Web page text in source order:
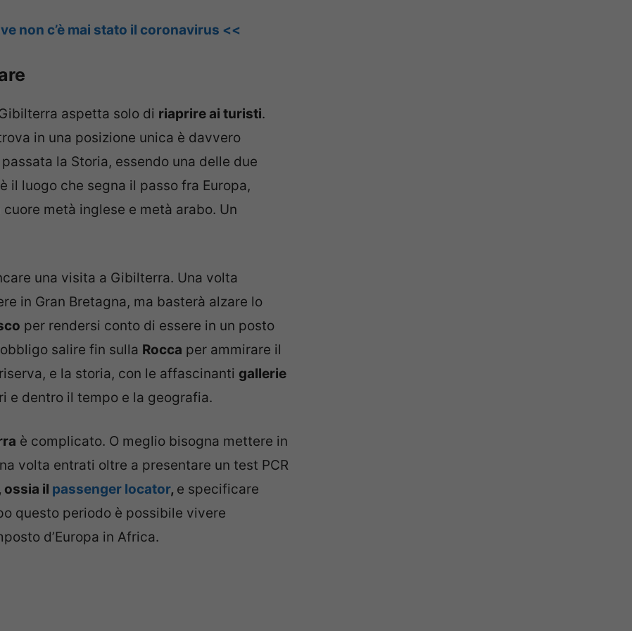
non c’è mai stato il coronavirus <<
aspetta solo di riaprire ai turisti.
in una posizione unica è davvero
la Storia, essendo una delle due
il luogo che segna il passo fra Europa,
metà inglese e metà arabo. Un
una visita a Gibilterra. Una volta
in Gran Bretagna, ma basterà alzare lo
per rendersi conto di essere in un posto
salire fin sulla Rocca per ammirare il
e la storia, con le affascinanti gallerie
e dentro il tempo e la geografia.
è complicato. O meglio bisogna mettere in
volta entrati oltre a presentare un test PCR
ossia il passenger locator, e specificare
questo periodo è possibile vivere
d’Europa in Africa.